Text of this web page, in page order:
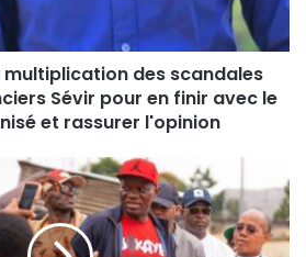
multiplication des scandales
Sévir pour en finir avec le
et rassurer l'opinion